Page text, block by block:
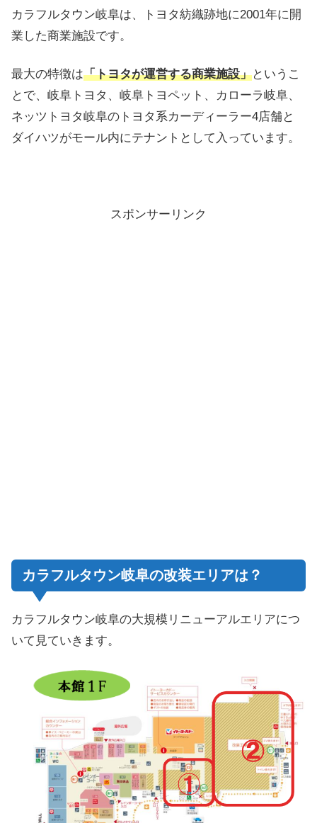
カラフルタウン岐阜は、トヨタ紡織跡地に2001年に開
業した商業施設です。
最大の特徴は「トヨタが運営する商業施設」というこ
とで、岐阜トヨタ、岐阜トヨペット、カローラ岐阜、
ネッツトヨタ岐阜のトヨタ系カーディーラー4店舗と
ダイハツがモール内にテナントとして入っています。
スポンサーリンク
カラフルタウン岐阜の改装エリアは？
カラフルタウン岐阜の大規模リニューアルエリアにつ
いて見ていきます。